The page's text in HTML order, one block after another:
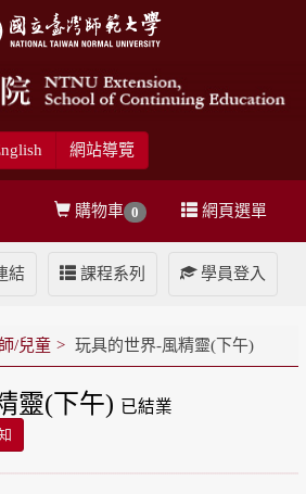
網站導覽
網頁選單
購物車 0
學員登入
課程系列
結
/兒童 玩具的世界-風精靈(下午)
靈(下午) 已結業